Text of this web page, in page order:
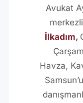
Avukat
İlkadım,
Havza,